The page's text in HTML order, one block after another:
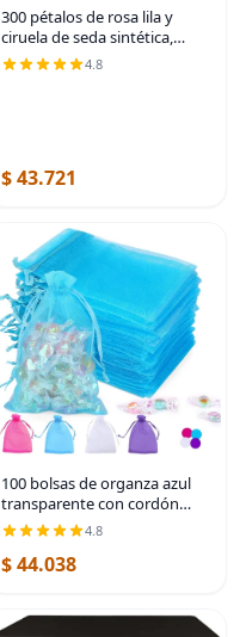
300 pétalos de rosa lila y
ciruela de seda sintética,
pétalos de flores para bodas,
pajecitos, pasillos, pétalos
4.8
$ 43.721
100 bolsas de organza azul
transparente con cordón
para regalo, para joyas,
fiestas, bodas, fiestas,
festivales, bolsas de dulces (4
4.8
$ 44.038